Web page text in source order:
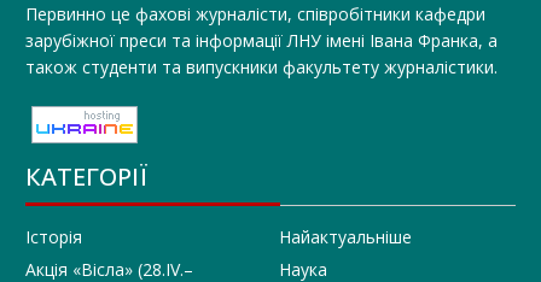
Первинно це фахові журналісти, співробітники кафедри
зарубіжної преси та інформації ЛНУ імені Івана Франка, а
також студенти та випускники факультету журналістики.
КАТЕГОРІЇ
Історія
Акція «Вісла» (28.IV.–
Найактуальніше
Наука